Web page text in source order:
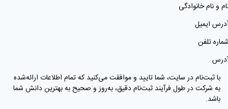
و نام خانوادگی
ایمیل
تلفن
با ثبت‌نام در سایت، شما تایید و موافقت می‌کنید که تمام اطلاعات ارائه‌شده
به شرکت در طول فرآیند ثبت‌نام دقیق، به‌روز و صحیح به بهترین دانش شما
باشد.